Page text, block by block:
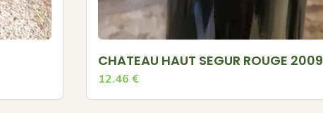
CHATEAU HAUT SEGUR ROUGE 2009
12.46 €